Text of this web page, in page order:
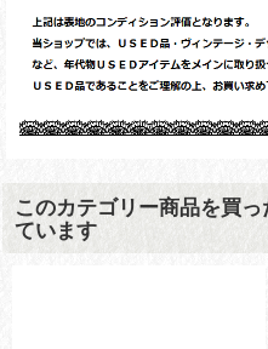
このカテゴリー商品を買
ています